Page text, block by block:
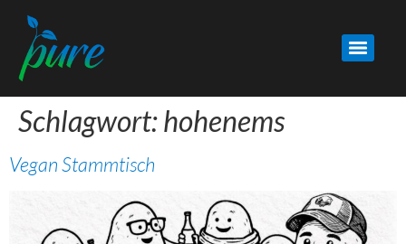
Schlagwort:hohenems
Vegan Stammtisch